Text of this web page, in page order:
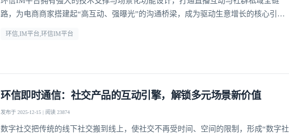
路，为电商商家搭建起“高互动、强曝光”的沟通桥梁，成为驱动生意增长的核心引
环信,IM平台,环信IM平台
环信即时通信：社交产品的互动引擎，解锁多元场景新价值
发布于 2025-12-15 | 阅读 23874
数字社交把传统的线下社交搬到线上，使社交不再受时间、空间的限制，形成“数字社